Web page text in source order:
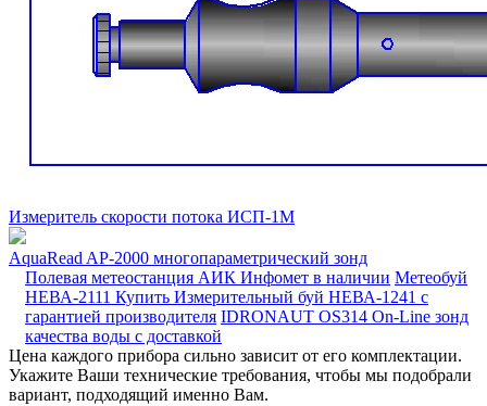
Измеритель скорости потока ИСП-1М
AquaRead AP-2000 многопараметрический зонд
Полевая метеостанция АИК Инфомет в наличии Метеобуй
НЕВА-2111 Купить Измерительный буй НЕВА-1241 с
гарантией производителя IDRONAUT OS314 On-Line зонд
качества воды с доставкой
Цена каждого прибора сильно зависит от его комплектации.
Укажите Ваши технические требования, чтобы мы подобрали
вариант, подходящий именно Вам.